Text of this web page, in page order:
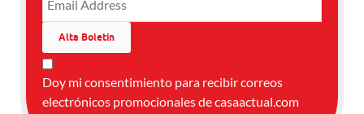
Doy mi consentimiento para recibir correos
electrónicos promocionales de casaactual.com